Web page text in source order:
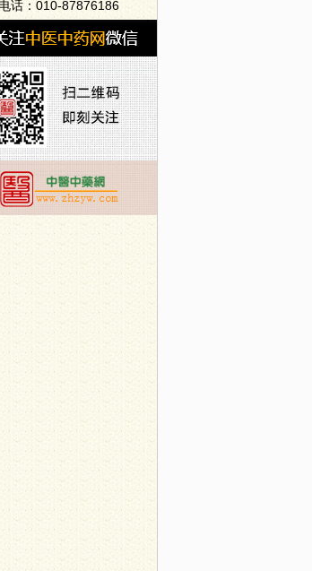
话：010-87876186